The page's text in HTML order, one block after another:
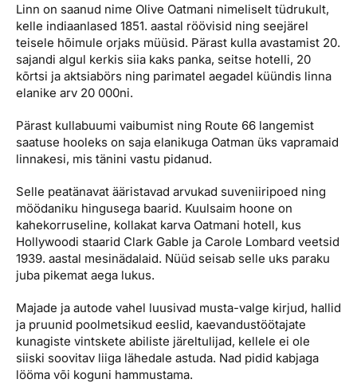
Linn on saanud nime Olive Oatmani nimeliselt tüdrukult,
kelle indiaanlased 1851. aastal röövisid ning seejärel
teisele hõimule orjaks müüsid. Pärast kulla avastamist 20.
sajandi algul kerkis siia kaks panka, seitse hotelli, 20
kõrtsi ja aktsiabörs ning parimatel aegadel küündis linna
elanike arv 20 000ni.
Pärast kullabuumi vaibumist ning Route 66 langemist
saatuse hooleks on saja elanikuga Oatman üks vapramaid
linnakesi, mis tänini vastu pidanud.
Selle peatänavat ääristavad arvukad suveniiripoed ning
möödaniku hingusega baarid. Kuulsaim hoone on
kahekorruseline, kollakat karva Oatmani hotell, kus
Hollywoodi staarid Clark Gable ja Carole Lombard veetsid
1939. aastal mesinädalaid. Nüüd seisab selle uks paraku
juba pikemat aega lukus.
Majade ja autode vahel luusivad musta-valge kirjud, hallid
ja pruunid poolmetsikud eeslid, kaevandustöötajate
kunagiste vintskete abiliste järeltulijad, kellele ei ole
siiski soovitav liiga lähedale astuda. Nad pidid kabjaga
lööma või koguni hammustama.